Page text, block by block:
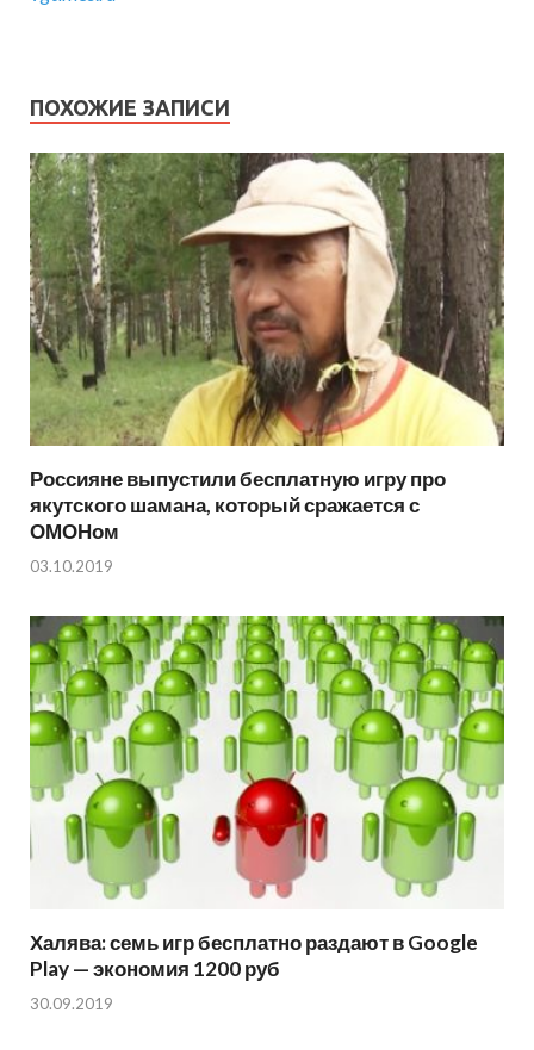
ПОХОЖИЕ ЗАПИСИ
Россияне выпустили бесплатную игру про
якутского шамана, который сражается с
ОМОНом
03.10.2019
Халява: семь игр бесплатно раздают в Google
Play — экономия 1200 руб
30.09.2019